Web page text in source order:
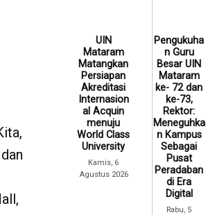
UIN
Mataram
Matangkan
Persiapan
Akreditasi
Internasion
al Acquin
menuju
World Class
University
Kamis, 6
Agustus 2026
Pengukuha
n Guru
Besar UIN
Mataram
ke- 72 dan
ke-73,
Rektor:
Meneguhka
n Kampus
Sebagai
Pusat
Peradaban
di Era
Digital
Rabu, 5